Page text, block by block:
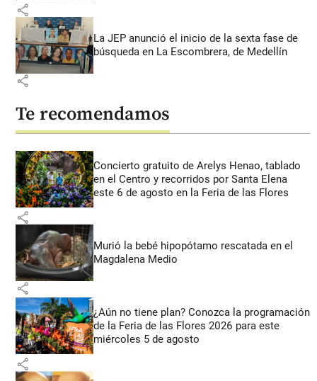
share
La JEP anunció el inicio de la sexta fase de
búsqueda en La Escombrera, de Medellín
share
Te recomendamos
Concierto gratuito de Arelys Henao, tablado
en el Centro y recorridos por Santa Elena
este 6 de agosto en la Feria de las Flores
share
Murió la bebé hipopótamo rescatada en el
Magdalena Medio
share
¿Aún no tiene plan? Conozca la programación
de la Feria de las Flores 2026 para este
miércoles 5 de agosto
share